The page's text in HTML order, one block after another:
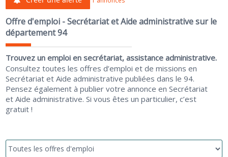
Offre d'emploi - Secrétariat et Aide administrative sur le
département 94
Trouvez un emploi en secrétariat, assistance administrative.
Consultez toutes les offres d’emploi et de missions en
Secrétariat et Aide administrative publiées dans le 94.
Pensez également à publier votre annonce en Secrétariat
et Aide administrative. Si vous êtes un particulier, c’est
gratuit !